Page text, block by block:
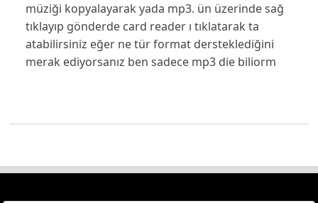
müziği kopyalayarak yada mp3. ün üzerinde sağ
tıklayıp gönderde card reader ı tıklatarak ta
atabilirsiniz eğer ne tür format dersteklediğini
merak ediyorsanız ben sadece mp3 die biliorm